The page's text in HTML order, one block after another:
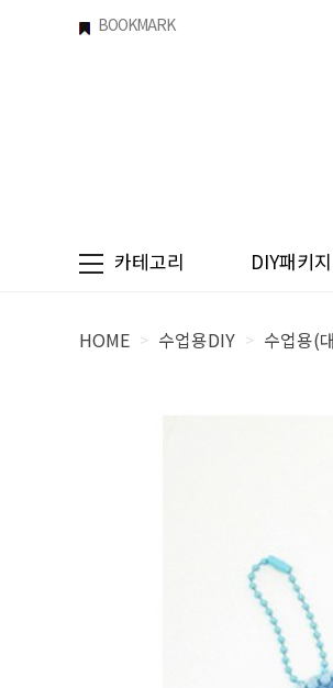
BOOKMARK
카테고리 DIY패키지
HOME > 수업용DIY > 수업용(